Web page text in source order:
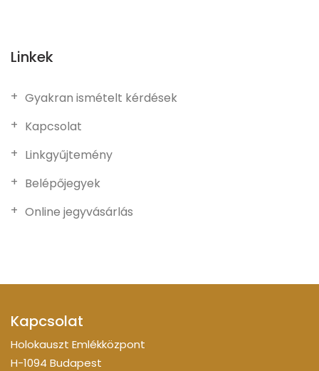
Linkek
Gyakran ismételt kérdések
Kapcsolat
Linkgyűjtemény
Belépőjegyek
Online jegyvásárlás
Kapcsolat
Holokauszt Emlékközpont
H-1094 Budapest